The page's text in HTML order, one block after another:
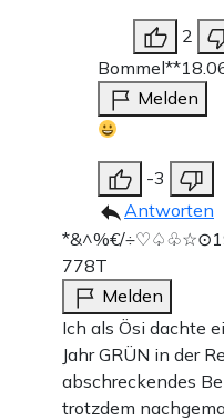
2
Bommel**
Melden
-3
Antworten
*&^%€/÷♡♤♧☆⊙
778T
Melden
Ich als Ösi dachte
Jahr GRÜN in der
abschreckendes
trotzdem